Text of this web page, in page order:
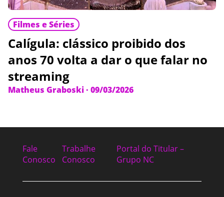
Filmes e Séries
Calígula: clássico proibido dos
anos 70 volta a dar o que falar no
streaming
Matheus Graboski· 09/03/2026
Fale
Conosco
Trabalhe
Conosco
Portal do Titular –
Grupo NC